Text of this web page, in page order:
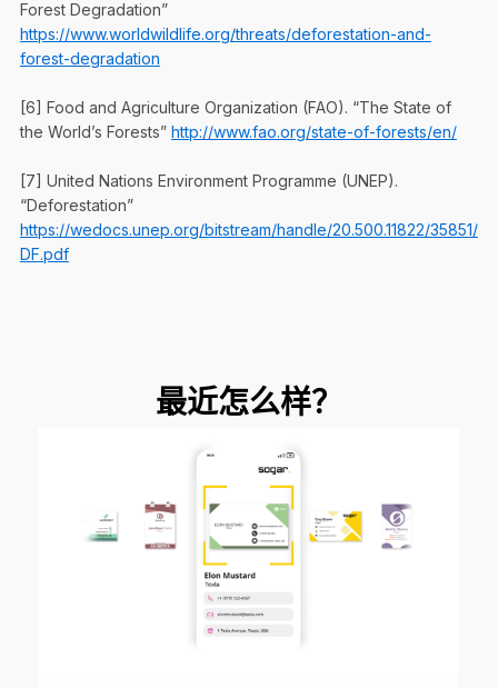
Forest Degradation”
https://www.worldwildlife.org/threats/deforestation-and-
forest-degradation
[6] Food and Agriculture Organization (FAO). “The State of
the World’s Forests” http://www.fao.org/state-of-forests/en/
[7] United Nations Environment Programme (UNEP).
“Deforestation”
https://wedocs.unep.org/bitstream/handle/20.500.11822/35851/
DF.pdf
最近怎么样？